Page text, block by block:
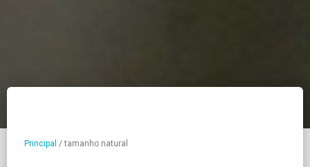
Principal /tamanho natural